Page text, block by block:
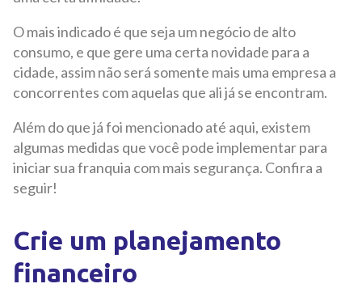
O mais indicado é que seja um negócio de alto
consumo, e que gere uma certa novidade para a
cidade, assim não será somente mais uma empresa a
concorrentes com aquelas que ali já se encontram.
Além do que já foi mencionado até aqui, existem
algumas medidas que você pode implementar para
iniciar sua franquia com mais segurança. Confira a
seguir!
Crie um planejamento
financeiro